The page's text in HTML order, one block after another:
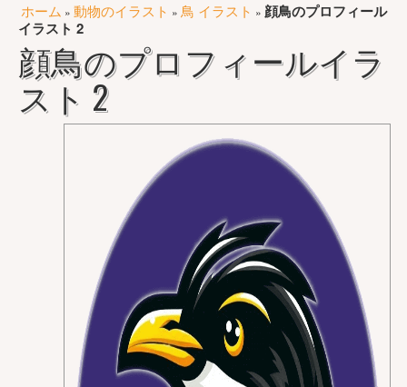
ホーム » 動物のイラスト » 鳥 イラスト » 顔鳥のプロフィール
イラスト 2
顔鳥のプロフィールイラ
スト 2